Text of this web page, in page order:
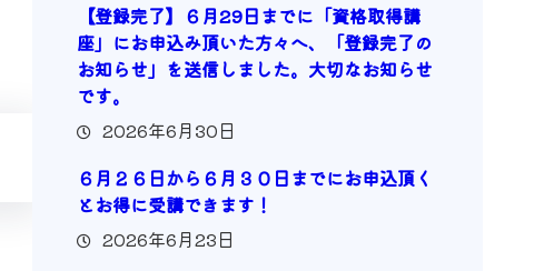
【登録完了】６月29日までに「資格取得講
座」にお申込み頂いた方々へ、「登録完了の
お知らせ」を送信しました。大切なお知らせ
です。
2026年6月30日
６月２６日から６月３０日までにお申込頂く
とお得に受講できます！
2026年6月23日